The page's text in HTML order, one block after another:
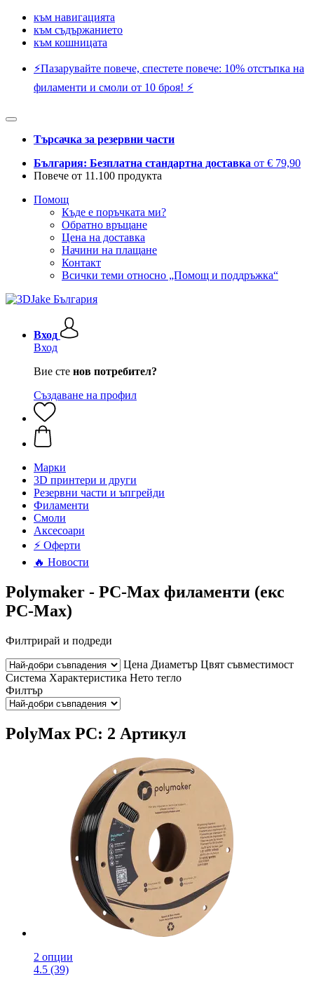
към навигацията
към съдържанието
към кошницата
⚡️Пазарувайте повече, спестете повече: 10% отстъпка на
филаменти и смоли от 10 броя! ⚡️
Търсачка за резервни части
България: Безплатна стандартна доставка от € 79,90
Повече от 11.100 продукта
Помощ
Къде е поръчката ми?
Обратно връщане
Цена на доставка
Начини на плащане
Контакт
Всички теми относно „Помощ и поддръжка“
Вход
Вход
Вие сте нов потребител?
Създаване на профил
Mарки
3D принтери и други
Резервни части и ъпгрейди
Филаменти
Смоли
Аксесоари
⚡ Оферти
🔥 Новости
Polymaker - PC-Max филаменти (eкс
PC-Max)
Филтрирай и подреди
Цена Диаметър Цвят съвместимост
Система Характеристика Нето тегло
Филтър
PolyMax PC: 2 Артикул
2 опции
4.5 (39)